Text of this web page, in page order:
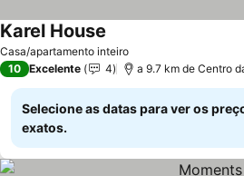
Casa/apartamento inteiro
Karel House
10 Excelente 4 a 9.7 km de Centro
Selecione as datas para ver os
exatos.